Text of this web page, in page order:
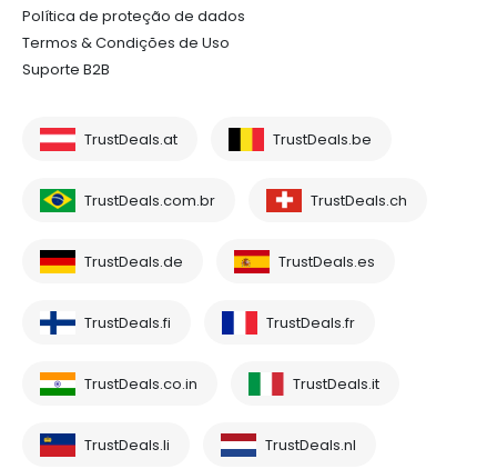
Política de proteção de dados
Termos & Condições de Uso
Suporte B2B
TrustDeals.at TrustDeals.be
TrustDeals.com.br TrustDeals.ch
TrustDeals.de TrustDeals.es
TrustDeals.fi TrustDeals.fr
TrustDeals.co.in TrustDeals.it
TrustDeals.li TrustDeals.nl